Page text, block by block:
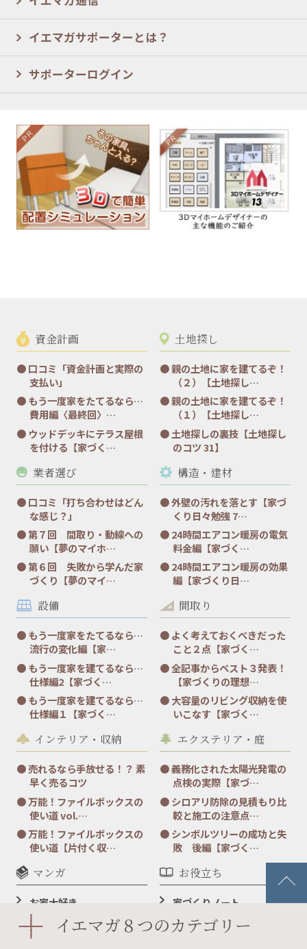
イエマガサポーターとは？
サポーターログイン
資金計画
口コミ「資金計画と実際の
支払い」
もう一度家をたてるなら…
費用編〈最終回〉…
ウッドデッキにテラス屋根
を付ける【家づく…
土地探し
親の土地に家を建てるぞ！
（２）【土地探し…
親の土地に家を建てるぞ！
（１）【土地探し…
土地探しの裏技【土地探し
のコツ 31】
業者選び
口コミ「打ち合わせはどん
な感じ？」
第７回 間取り・動線への
願い【夢のマイホ…
第６回 失敗から学んだ家
づくり【夢のマイ…
構造・建材
外壁の汚れを落とす【家づ
くり日々勉強 7…
24時間エアコン暖房の電気
料金編【家づく…
24時間エアコン暖房の効果
編【家づくり日…
設備
もう一度家をたてるなら…
流行の変化編【家…
もう一度家を建てるなら…
仕様編2【家づく…
もう一度家を建てるなら…
仕様編１【家づく…
間取り
よく考えておくべきだった
こと２点【家づく…
全記事からベスト３発表！
【家づくりの理想…
大容量のリビング収納を使
いこなす【家づく…
インテリア・収納
売れるなら手放せる！？ 素
早く売るコツ
万能！ファイルボックスの
使い道 vol.…
万能！ファイルボックスの
使い道【片付く収…
エクステリア・庭
義務化された太陽光発電の
点検の実際【家づ…
シロアリ防除の見積もり比
較と施工の注意点…
シンボルツリーの成功と失
敗 後編【家づく…
マンガ
お家大好き
お役立ち
家づくりノート
ダウンロードコーナー
「転居引っ越しはがき」
イエマガ８つのカテゴリー